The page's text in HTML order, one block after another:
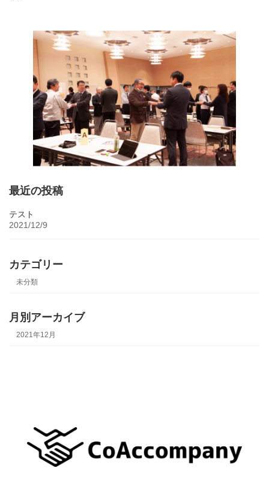
最近の投稿
テスト
2021/12/9
カテゴリー
未分類
月別アーカイブ
2021年12月